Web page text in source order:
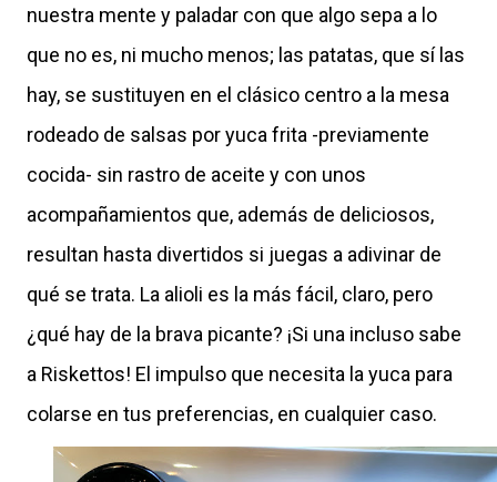
nuestra mente y paladar con que algo sepa a lo
que no es, ni mucho menos; las patatas, que sí las
hay, se sustituyen en el clásico centro a la mesa
rodeado de salsas por yuca frita -previamente
cocida- sin rastro de aceite y con unos
acompañamientos que, además de deliciosos,
resultan hasta divertidos si juegas a adivinar de
qué se trata. La alioli es la más fácil, claro, pero
¿qué hay de la brava picante? ¡Si una incluso sabe
a Riskettos! El impulso que necesita la yuca para
colarse en tus preferencias, en cualquier caso.